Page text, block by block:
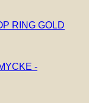
RING GOLD